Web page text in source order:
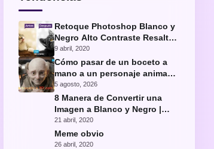
Retoque Photoshop Blanco y
Negro Alto Contraste Resaltar
Ojos Gato
9 abril, 2020
Cómo pasar de un boceto a
mano a un personaje animado
con IA
5 agosto, 2026
8 Manera de Convertir una
Imagen a Blanco y Negro |
Fácil Photoshop
21 abril, 2020
Meme obvio
26 abril, 2020